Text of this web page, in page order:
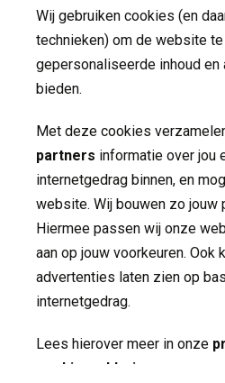
Wij gebruiken cookies (en
technieken) om de website
gepersonaliseerde inhoud en
bieden.
Met deze cookies
partners informatie over jou
internetgedrag binnen, en
website. Wij bouwen zo jouw
Hiermee passen wij onze
aan op jouw voorkeuren. Ook
advertenties laten zien op
internetgedrag.
Lees hierover meer in onze
cookieverklaring
Publicaties
Folders
Jaarverslagen
Nieuws
Contact
Volg ons op